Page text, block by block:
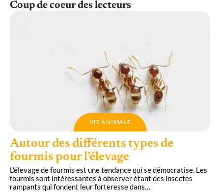
Coup de coeur des lecteurs
VIE ANIMALE
Autour des différents types de
fourmis pour l’élevage
L’élevage de fourmis est une tendance qui se démocratise. Les
fourmis sont intéressantes à observer étant des insectes
rampants qui fondent leur forteresse dans…